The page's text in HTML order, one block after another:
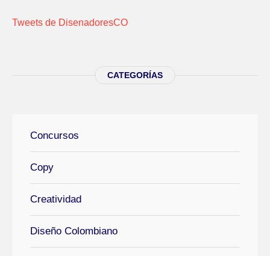
Tweets de DisenadoresCO
CATEGORÍAS
Concursos
Copy
Creatividad
Diseño Colombiano